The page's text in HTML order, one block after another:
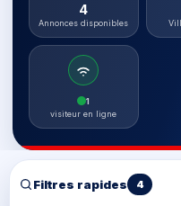
4
Annonces disponibles
1
visiteur en ligne
Filtres rapides 4